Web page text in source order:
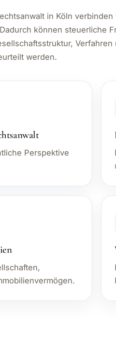
in Köln
können steuerliche
werden.
Perspektive